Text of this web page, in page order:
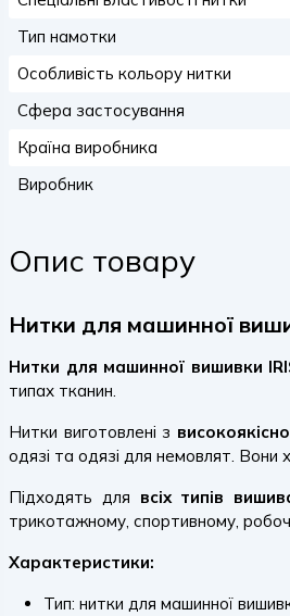
Тип намотки
Особливість кольору нитки
Сфера застосування
Країна виробника
Виробник
Опис товару
Нитки для машинної
Нитки для машинної вишивки
типах тканин.
Нитки виготовлені з
одязі та одязі для немовлят. Вони
Підходять для всіх типів
трикотажному, спортивному,
Характеристики:
Тип: нитки для машинної